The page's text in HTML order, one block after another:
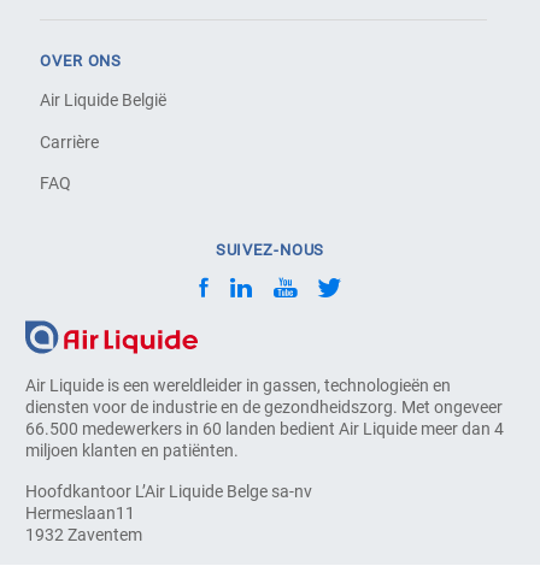
Air Liquide is een wereldleider in gassen, technologieën en
diensten voor de industrie en de gezondheidszorg. Met ongeveer
66.500 medewerkers in 60 landen bedient Air Liquide meer dan 4
miljoen klanten en patiënten.
Hoofdkantoor L’Air Liquide Belge sa-nv
Hermeslaan11
1932 Zaventem
OVER ONS
Air Liquide België
Carrière
FAQ
SUIVEZ-NOUS